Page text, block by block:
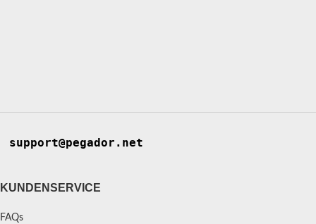
support@pegador.net
KUNDENSERVICE
FAQs